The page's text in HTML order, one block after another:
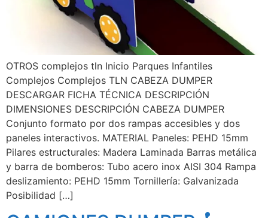
OTROS complejos tln Inicio Parques Infantiles
Complejos Complejos TLN CABEZA DUMPER
DESCARGAR FICHA TÉCNICA DESCRIPCIÓN
DIMENSIONES DESCRIPCIÓN CABEZA DUMPER
Conjunto formato por dos rampas accesibles y dos
paneles interactivos. MATERIAL Paneles: PEHD 15mm
Pilares estructurales: Madera Laminada Barras metálica
y barra de bomberos: Tubo acero inox AISI 304 Rampa
deslizamiento: PEHD 15mm Tornillería: Galvanizada
Posibilidad […]